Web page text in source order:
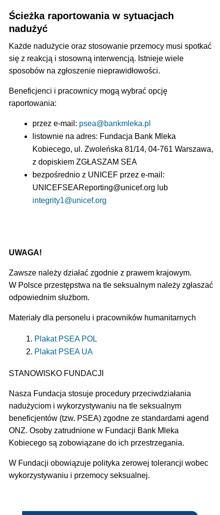
Ścieżka raportowania w sytuacjach
nadużyć
Każde nadużycie oraz stosowanie przemocy musi spotkać
się z reakcją i stosowną interwencją. Istnieje wiele
sposobów na zgłoszenie nieprawidłowości.
Beneficjenci i pracownicy mogą wybrać opcję
raportowania:
przez e-mail: psea@bankmleka.pl
listownie na adres: Fundacja Bank Mleka
Kobiecego, ul. Zwoleńska 81/14, 04-761 Warszawa,
z dopiskiem ZGŁASZAM SEA
bezpośrednio z UNICEF przez e-mail:
UNICEFSEAReporting@unicef.org lub
integrity1@unicef.org
UWAGA!
Zawsze należy działać zgodnie z prawem krajowym.
W Polsce przestępstwa na tle seksualnym należy zgłaszać
odpowiednim służbom.
Materiały dla personelu i pracowników humanitarnych
Plakat PSEA POL
Plakat PSEA UA
STANOWISKO FUNDACJI
Nasza Fundacja stosuje procedury przeciwdziałania
nadużyciom i wykorzystywaniu na tle seksualnym
beneficjentów (tzw. PSEA) zgodne ze standardami agend
ONZ. Osoby zatrudnione w Fundacji Bank Mleka
Kobiecego są zobowiązane do ich przestrzegania.
W Fundacji obowiązuje polityka zerowej tolerancji wobec
wykorzystywaniu i przemocy seksualnej.